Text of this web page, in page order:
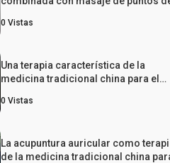
en un paciente con enfermedad
0 Vistas
Una terapia característica de la
medicina tradicional china para el
0 Vistas
La acupuntura auricular como
de la medicina tradicional china